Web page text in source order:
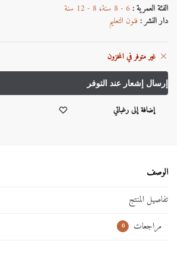
الفئة العمرية :6 - 8 سنة ، 8 - 12 سنة
دار النشر :فنون التعليم
غير متوفر في المخزون
إضافة إلى رغباتي
الوصف
تفاصيل المنتج
مراجعات
0